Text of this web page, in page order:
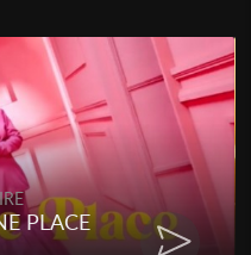
PLACE